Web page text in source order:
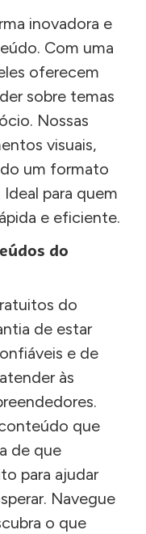
inovadora e
Com uma
oferecem
sobre temas
Nossas
visuais,
um formato
para quem
e eficiente.
do
do
de estar
e de
às
que
de que
para ajudar
Navegue
o que